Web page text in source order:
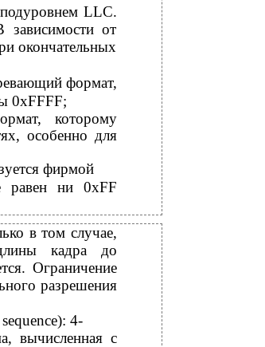
LLC.
от
окончательных
формат,
0xFFFF;
которому
особенно для
фирмой
равен ни 0xFF
в том случае,
кадра до
Ограничение
разрешения
4-
вычисленная с